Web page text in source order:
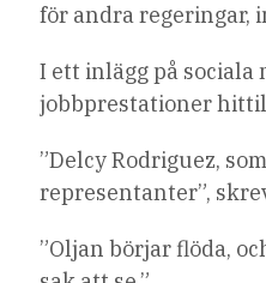
för andra regeringar,
I ett inlägg på
jobbprestationer
”Delcy Rodriguez,
representanter”,
”Oljan börjar flöda,